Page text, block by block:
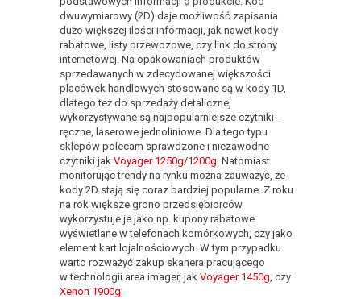
dwuwymiarowy (2D) daje możliwość zapisania
dużo większej ilości informacji, jak nawet kody
rabatowe, listy przewozowe, czy link do strony
internetowej. Na opakowaniach produktów
sprzedawanych w zdecydowanej większości
placówek handlowych stosowane są w kody 1D,
dlatego też do sprzedaży detalicznej
wykorzystywane są najpopularniejsze czytniki -
ręczne, laserowe jednoliniowe. Dla tego typu
sklepów polecam sprawdzone i niezawodne
czytniki jak Voyager 1250g/1200g . Natomiast
monitorując trendy na rynku można zauważyć, że
kody 2D stają się coraz bardziej popularne. Z roku
na rok większe grono przedsiębiorców
wykorzystuje je jako np. kupony rabatowe
wyświetlane w telefonach komórkowych, czy jako
element kart lojalnościowych. W tym przypadku
warto rozważyć zakup skanera pracującego
w technologii area imager, jak Voyager 1450g , czy
Xenon 1900g